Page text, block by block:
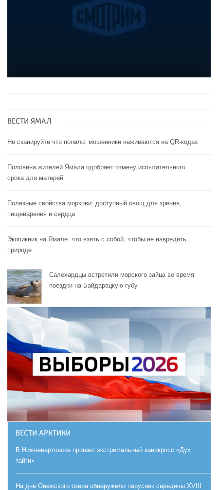
ВЕСТИ ЯМАЛ
Не сканируйте что попало: мошенники наживаются на QR-кодах
Половина жителей Ямала одобряет отмену испытательного
срока для матерей
Полезные свойства моркови: доступный овощ для зрения,
пищеварения и сердца
Экопикник на Ямале: что взять с собой, чтобы не навредить
природе
Салехардцы встретили морского зайца во время
поездки на Байдарацкую губу
ВЕСТИ АРКТИКИ
В Нижневартовске прошёл экстремальный каникросс «Дух
тайги»
На дне Онежского озера обнаружили парусник середины XVIII